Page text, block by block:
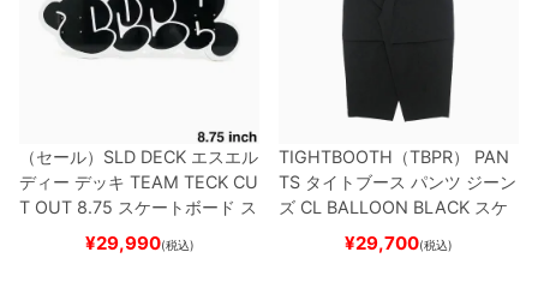
（セール） SLD DECK エスエル
ディー デッキ TEAM TECK CU
T OUT 8.75 スケートボード ス
¥29,990(税込)
TIGHTBOOTH（TBPR） PAN
TS タイトブース パンツ ジーン
ズ CL BALLOON BLACK スケ
ートボード スケボー
¥29,700(税込)